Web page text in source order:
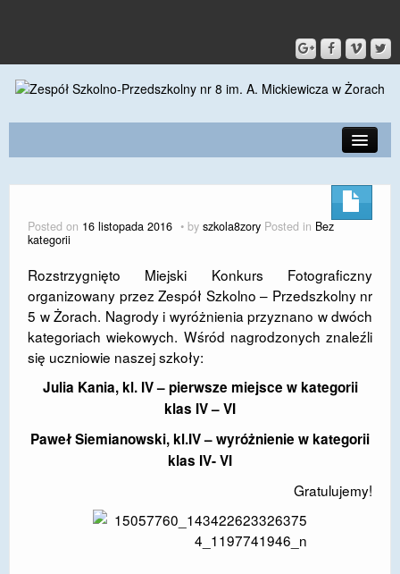
KONTAKT
DLA RODZICÓW I UCZNIÓW
DLA PRACOWNIKÓW
GALERIA
SPORT
POLITYKA PRYWATNOŚCI
EGZAMIN ÓSMOKLASISTY
Posted on 16 listopada 2016 by szkola8zory Posted in Bez
kategorii
Rozstrzygnięto Miejski Konkurs Fotograficzny
organizowany przez Zespół Szkolno – Przedszkolny nr
5 w Żorach. Nagrody i wyróżnienia przyznano w dwóch
kategoriach wiekowych. Wśród nagrodzonych znaleźli
się uczniowie naszej szkoły:
Julia Kania, kl. IV – pierwsze miejsce w kategorii
klas IV – VI
Paweł Siemianowski, kl.IV – wyróżnienie w kategorii
klas IV- VI
Gratulujemy!